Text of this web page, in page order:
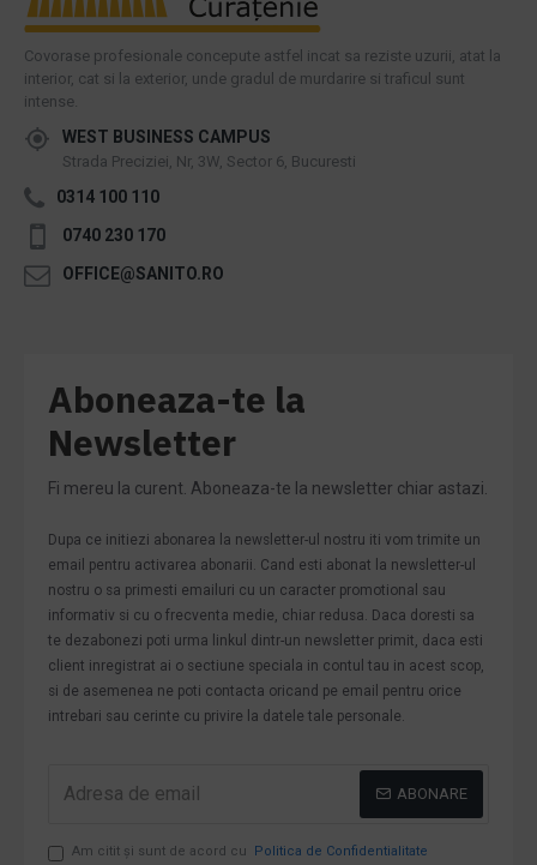
Covorase profesionale concepute astfel incat sa reziste uzurii, atat la
interior, cat si la exterior, unde gradul de murdarire si traficul sunt
intense.
WEST BUSINESS CAMPUS
Strada Preciziei, Nr, 3W, Sector 6, Bucuresti
0314 100 110
0740 230 170
OFFICE@SANITO.RO
Aboneaza-te la
Newsletter
Fi mereu la curent. Aboneaza-te la newsletter chiar astazi.
Dupa ce initiezi abonarea la newsletter-ul nostru iti vom trimite un
email pentru activarea abonarii. Cand esti abonat la newsletter-ul
nostru o sa primesti emailuri cu un caracter promotional sau
informativ si cu o frecventa medie, chiar redusa. Daca doresti sa
te dezabonezi poti urma linkul dintr-un newsletter primit, daca esti
client inregistrat ai o sectiune speciala in contul tau in acest scop,
si de asemenea ne poti contacta oricand pe email pentru orice
intrebari sau cerinte cu privire la datele tale personale.
ABONARE
Am citit şi sunt de acord cu Politica de Confidentialitate